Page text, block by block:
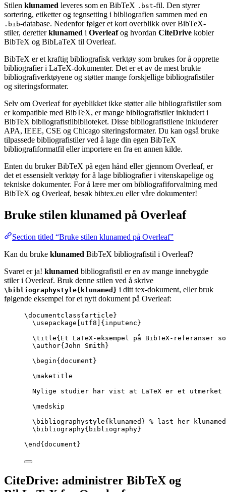
Stilen klunamed leveres som en BibTeX .bst-fil. Den styrer
sortering, etiketter og tegnsetting i bibliografien sammen med en
.bib-database. Nedenfor følger et kort overblikk over BibTeX-
stiler, deretterklunamed i Overleafog hvordan CiteDrive kobler
BibTeX og BibLaTeX til Overleaf.
BibTeX er et kraftig bibliografisk verktøy som brukes for å opprette
bibliografier i LaTeX-dokumenter. Det er et av de mest brukte
bibliografiverktøyene og støtter mange forskjellige bibliografistiler
og siteringsformater.
Selv om Overleaf for øyeblikket ikke støtter alle bibliografistiler som
er kompatible med BibTeX, er mange bibliografistiler inkludert i
BibTeX bibliografistilbiblioteket. Disse bibliografistilene inkluderer
APA, IEEE, CSE og Chicago siteringsformater. Du kan også bruke
tilpassede bibliografistiler ved å lage din egen BibTeX
bibliografiformatfil eller importere en fra en annen kilde.
Enten du bruker BibTeX på egen hånd eller gjennom Overleaf, er
det et essensielt verktøy for å lage bibliografier i vitenskapelige og
tekniske dokumenter. For å lære mer om bibliografiforvaltning med
BibTeX og Overleaf, besøk bibtex.eu eller våre dokumenter!
Bruke stilen klunamed på Overleaf
Section titled “Bruke stilen klunamed på Overleaf”
Kan du bruke klunamed BibTeX bibliografistil i Overleaf?
Svaret er ja! klunamed bibliografistil er en av mange innebygde
stiler i Overleaf. Bruk denne stilen ved å skrive
\bibliographystyle{klunamed} i ditt tex-dokument, eller bruk
følgende eksempel for et nytt dokument på Overleaf:
\documentclass{ article }
\usepackage
utf8 ]{ inputenc }
\title{Et LaTeX-eksempel på BibTeX-
\author{John Smith}
\begin{ document }
\maketitle
Nylige studier har vist at LaTeX er et utmerket
\medskip
\bibliographystyle{klunamed} % last her
\bibliography{bibliography}
\end { document }
CiteDrive: administrer BibTeX og